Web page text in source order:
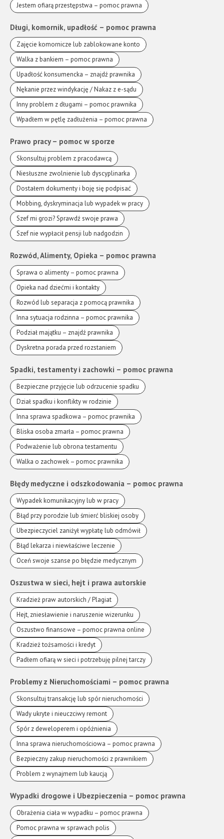
Jestem ofiarą przestępstwa – pomoc prawna
Długi, komornik, upadłość – pomoc prawna
Zajęcie komornicze lub zablokowane konto
Walka z bankiem – pomoc prawna
Upadłość konsumencka – znajdź prawnika
Nękanie przez windykację / Nakaz z e-sądu
Inny problem z długami – pomoc prawnika
Wpadłem w pętlę zadłużenia – pomoc prawna
Prawo pracy – pomoc w sporze
Skonsultuj problem z pracodawcą
Niesłuszne zwolnienie lub dyscyplinarka
Dostałem dokumenty i boję się podpisać
Mobbing, dyskryminacja lub wypadek w pracy
Szef mi grozi? Sprawdź swoje prawa
Szef nie wypłacił pensji lub nadgodzin
Rozwód, Alimenty, Opieka – pomoc prawna
Sprawa o alimenty – pomoc prawna
Opieka nad dziećmi i kontakty
Rozwód lub separacja z pomocą prawnika
Inna sytuacja rodzinna – pomoc prawnika
Podział majątku – znajdź prawnika
Dyskretna porada przed rozstaniem
Spadki, testamenty i zachowki – pomoc prawna
Bezpieczne przyjęcie lub odrzucenie spadku
Dział spadku i konflikty w rodzinie
Inna sprawa spadkowa – pomoc prawnika
Bliska osoba zmarła – pomoc prawna
Podważenie lub obrona testamentu
Walka o zachowek – pomoc prawnika
Błędy medyczne i odszkodowania – pomoc prawna
Wypadek komunikacyjny lub w pracy
Błąd przy porodzie lub śmierć bliskiej osoby
Ubezpieczyciel zaniżył wypłatę lub odmówił
Błąd lekarza i niewłaściwe leczenie
Oceń swoje szanse po błędzie medycznym
Oszustwa w sieci, hejt i prawa autorskie
Kradzież praw autorskich / Plagiat
Hejt, zniesławienie i naruszenie wizerunku
Oszustwo finansowe – pomoc prawna online
Kradzież tożsamości i kredyt
Padłem ofiarą w sieci i potrzebuję pilnej tarczy
Problemy z Nieruchomościami – pomoc prawna
Skonsultuj transakcję lub spór nieruchomości
Wady ukryte i nieuczciwy remont
Spór z deweloperem i opóźnienia
Inna sprawa nieruchomościowa – pomoc prawna
Bezpieczny zakup nieruchomości z prawnikiem
Problem z wynajmem lub kaucją
Wypadki drogowe i Ubezpieczenia – pomoc prawna
Obrażenia ciała w wypadku – pomoc prawna
Pomoc prawna w sprawach polis